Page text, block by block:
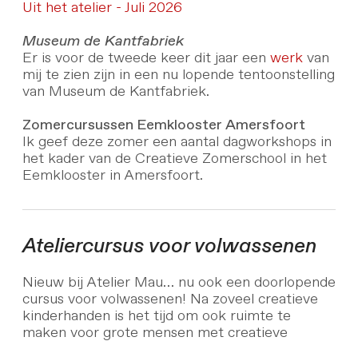
Uit het atelier - Juli 2026
Museum de Kantfabriek
Er is voor de tweede keer dit jaar een werkvan
mij te zien zijn in een nu lopende tentoonstelling
van Museum de Kantfabriek.
Zomercursussen Eemklooster Amersfoort
Ik geef deze zomer een aantal dagworkshops in
het kader van de Creatieve Zomerschool in het
Eemklooster in Amersfoort.
Ateliercursus voor volwassenen
Nieuw bij Atelier Mau… nu ook een doorlopende
cursus voor volwassenen! Na zoveel creatieve
kinderhanden is het tijd om ook ruimte te
maken voor grote mensen met creatieve